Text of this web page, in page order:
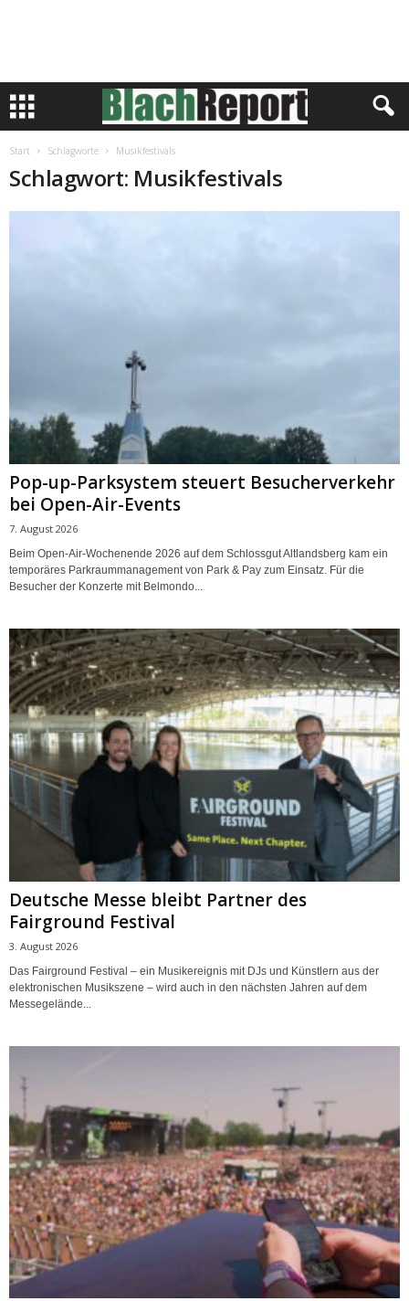
Start Schlagworte Musikfestivals
Schlagwort: Musikfestivals
Pop-up-Parksystem steuert Besucherverkehr
bei Open-Air-Events
7. August 2026
Beim Open-Air-Wochenende 2026 auf dem Schlossgut Altlandsberg kam ein
temporäres Parkraummanagement von Park & Pay zum Einsatz. Für die
Besucher der Konzerte mit Belmondo...
Deutsche Messe bleibt Partner des
Fairground Festival
3. August 2026
Das Fairground Festival – ein Musikereignis mit DJs und Künstlern aus der
elektronischen Musikszene – wird auch in den nächsten Jahren auf dem
Messegelände...